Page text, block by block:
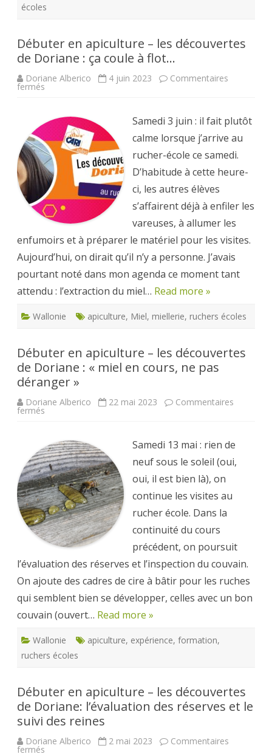
écoles
Débuter en apiculture – les découvertes
de Doriane : ça coule à flot…
Doriane Alberico 4 juin 2023 Commentaires
fermés
–
découvertes
de
Doriane
:
ça
coule
à
flot…
Samedi 3 juin : il fait plutôt
calme lorsque j’arrive au
rucher-école ce samedi.
D’habitude à cette heure-
ci, les autres élèves
s’affairent déjà à enfiler les
vareuses, à allumer les
enfumoirs et à préparer le matériel pour les visites.
Aujourd’hui, on dirait qu’il n’y a personne. J’avais
pourtant noté dans mon agenda ce moment tant
attendu : l’extraction du miel… Read more »
Wallonie apiculture, Miel, miellerie, ruchers écoles
Débuter en apiculture – les découvertes
de Doriane : « miel en cours, ne pas
déranger »
Doriane Alberico 22 mai 2023 Commentaires
fermés
–
les
découvertes
de
Doriane
:
« miel
en
cours,
ne
pas
déranger »
Samedi 13 mai : rien de
neuf sous le soleil (oui,
oui, il est bien là), on
continue les visites au
rucher école. Dans la
continuité du cours
précédent, on poursuit
l’évaluation des réserves et l’inspection du couvain.
On ajoute des cadres de cire à bâtir pour les ruches
qui semblent bien se développer, celles avec un bon
couvain (ouvert… Read more »
Wallonie apiculture, expérience, formation,
ruchers écoles
Débuter en apiculture – les découvertes
de Doriane: l’évaluation des réserves et le
suivi des reines
Doriane Alberico 2 mai 2023 Commentaires
fermés